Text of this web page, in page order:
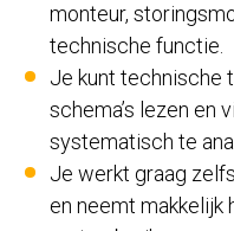
monteur,
technische functie.
Je kunt technische
schema’s lezen en
systematisch te
Je werkt graag
en neemt